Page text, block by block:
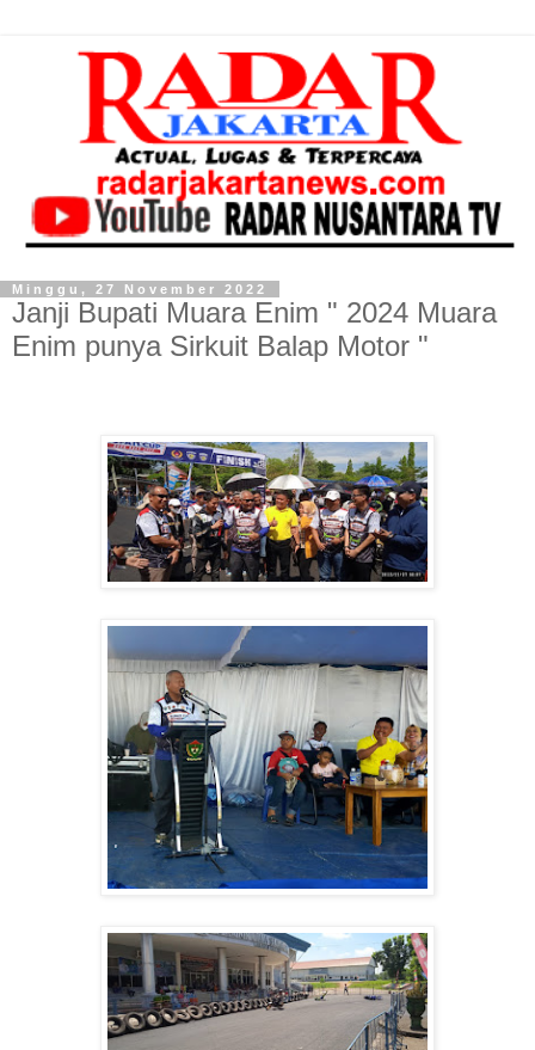
Minggu, 27 November 2022
Janji Bupati Muara Enim " 2024 Muara
Enim punya Sirkuit Balap Motor "